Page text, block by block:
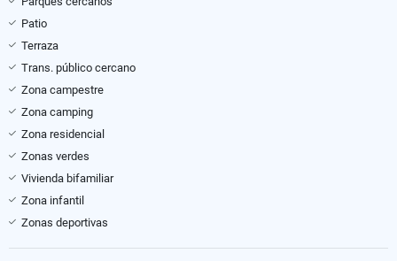
Patio
Terraza
Trans. público cercano
Zona campestre
Zona camping
Zona residencial
Zonas verdes
Vivienda bifamiliar
Zona infantil
Zonas deportivas